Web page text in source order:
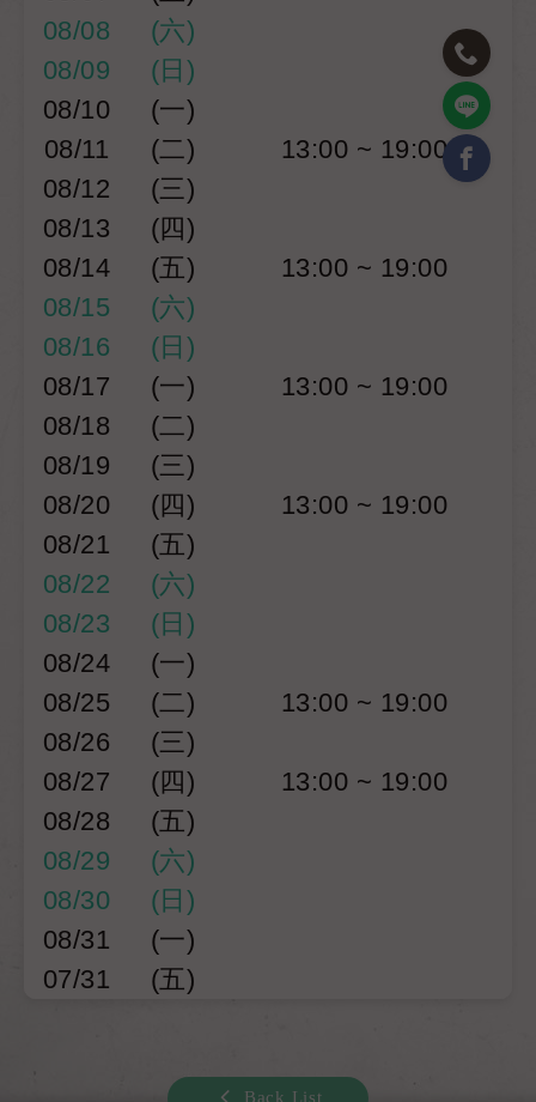
08/08
(六)
08/09
(日)
08/10
(一)
08/11
(二)
13:00 ~ 19:00
08/12
(三)
08/13
(四)
08/14
(五)
13:00 ~ 19:00
08/15
(六)
08/16
(日)
08/17
(一)
13:00 ~ 19:00
08/18
(二)
08/19
(三)
08/20
(四)
13:00 ~ 19:00
08/21
(五)
08/22
(六)
08/23
(日)
08/24
(一)
08/25
(二)
13:00 ~ 19:00
08/26
(三)
08/27
(四)
13:00 ~ 19:00
08/28
(五)
08/29
(六)
08/30
(日)
08/31
(一)
07/31
(五)
Back List